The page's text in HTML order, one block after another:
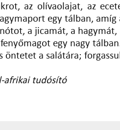
az olívaolajat, az
egy tálban,
a jicamát, a
egy nagy
öntetet a salátára;
afrikai tudósító